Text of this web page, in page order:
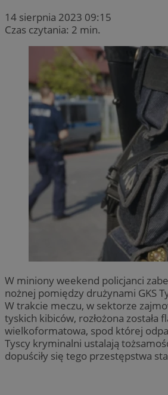
14 sierpnia 2023 09:15
Czas czytania: 2 min.
W miniony weekend policjanci
nożnej pomiędzy drużynami GKS
W trakcie meczu, w sektorze
tyskich kibiców, rozłożona została
wielkoformatowa, spod której
Tyscy kryminalni ustalają
dopuściły się tego przestępstwa